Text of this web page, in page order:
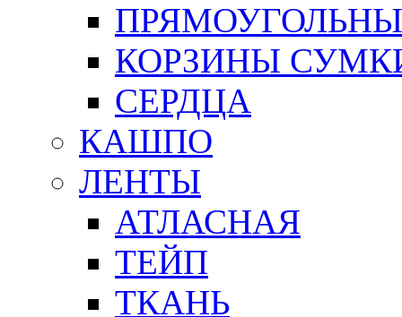
КОРЗИНЫ
СЕРДЦА
КАШПО
ЛЕНТЫ
АТЛАСНАЯ
ТЕЙП
ТКАНЬ